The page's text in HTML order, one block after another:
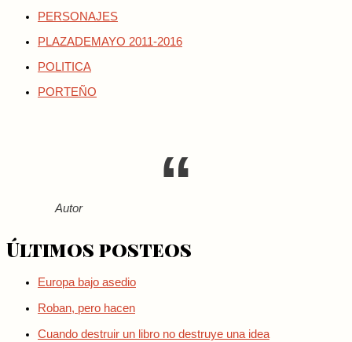
PERSONAJES
PLAZADEMAYO 2011-2016
POLITICA
PORTEÑO
Autor
Últimos posteos
Europa bajo asedio
Roban, pero hacen
Cuando destruir un libro no destruye una idea